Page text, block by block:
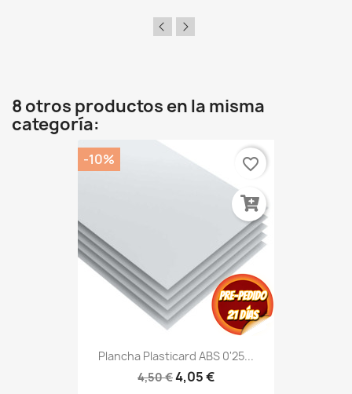
8 otros productos en la misma
categoría:
Plancha Plasticard ABS 0'25...
4,50 €4,05 €
-10% favorite_border